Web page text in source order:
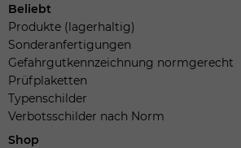
Beliebt
Produkte (lagerhaltig)
Sonderanfertigungen
Gefahrgutkennzeichnung normgerecht
Prüfplaketten
Typenschilder
Verbotsschilder nach Norm
Shop